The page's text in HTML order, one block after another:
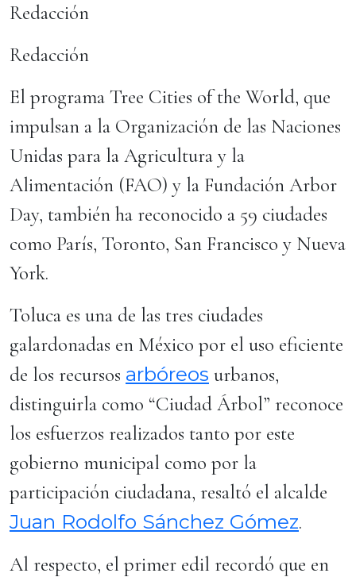
Redacción
Redacción
El programa Tree Cities of the World, que
impulsan a la Organización de las Naciones
Unidas para la Agricultura y la
Alimentación (FAO) y la Fundación Arbor
Day, también ha reconocido a 59 ciudades
como París, Toronto, San Francisco y Nueva
York.
Toluca es una de las tres ciudades
galardonadas en México por el uso eficiente
de los recursos arbóreos urbanos,
distinguirla como “Ciudad Árbol” reconoce
los esfuerzos realizados tanto por este
gobierno municipal como por la
participación ciudadana, resaltó el alcalde
Juan Rodolfo Sánchez Gómez.
Al respecto, el primer edil recordó que en